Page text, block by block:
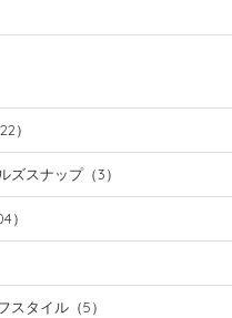
22）
ズスナップ（3）
）
スタイル （5）